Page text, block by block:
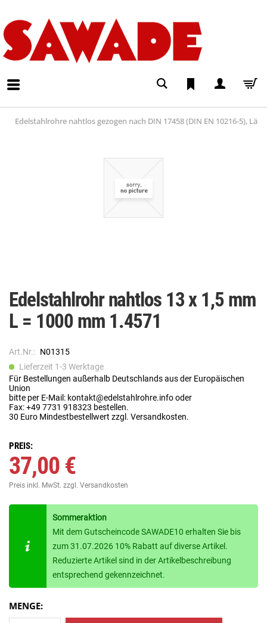
Edelstahlrohre nahtlos gezogen nach DIN 17458 (DIN EN 10216-5),
Edelstahlrohr nahtlos 13 x 1,5 mm
L = 1000 mm 1.4571
Art.Nr.: N01315
Lieferzeit 1-3 Werktage
Für Bestellungen außerhalb Deutschlands aus der Europäischen
Union
bitte per E-Mail: kontakt@edelstahlrohre.info oder
Fax: +49 7731 918323 bestellen.
30 Euro Mindestbestellwert zzgl. Versandkosten.
PREIS:
37,00 €
Preis inkl. MwSt. zzgl. Versandkosten
Sommeraktion
Mit dem Gutscheincode SAWADE10 erhalten Sie bis
zum 31.07.2026 10% Rabatt auf diverse Artikel.
Reduzierte Artikel sind in der Artikelbeschreibung
entsprechend gekennzeichnet.
MENGE: